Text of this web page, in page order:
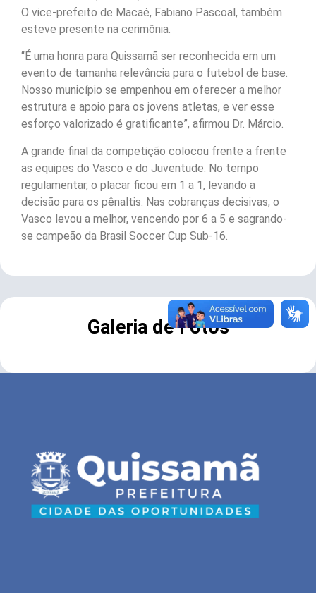
O vice-prefeito de Macaé, Fabiano Pascoal, também
esteve presente na cerimônia.
“É uma honra para Quissamã ser reconhecida em um
evento de tamanha relevância para o futebol de base.
Nosso município se empenhou em oferecer a melhor
estrutura e apoio para os jovens atletas, e ver esse
esforço valorizado é gratificante”, afirmou Dr. Márcio.
A grande final da competição colocou frente a frente
as equipes do Vasco e do Juventude. No tempo
regulamentar, o placar ficou em 1 a 1, levando a
decisão para os pênaltis. Nas cobranças decisivas, o
Vasco levou a melhor, vencendo por 6 a 5 e sagrando-
se campeão da Brasil Soccer Cup Sub-16.
Galeria de Fotos